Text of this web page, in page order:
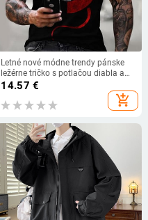
Letné nové módne trendy pánske
ležérne tričko s potlačou diabla a
usmievavej tváre, pánske tričko s
krátkym rukávom a výstrihom do V,
3D tlač, veľkosti Xxs-5XL
14.57 €
add_shopping_cart